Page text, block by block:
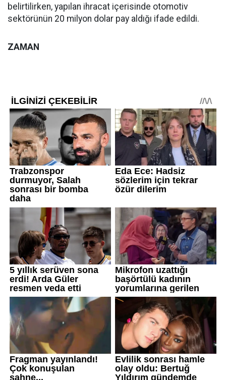
belirtilirken, yapılan ihracat içerisinde otomotiv
sektörünün 20 milyon dolar pay aldığı ifade edildi.
ZAMAN